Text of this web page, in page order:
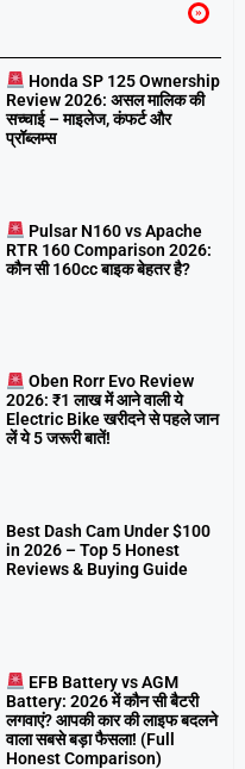
Honda SP 125 Ownership
Review 2026: असल मालिक की
सच्चाई – माइलेज, कंफर्ट और
प्रॉब्लम्स
Pulsar N160 vs Apache
RTR 160 Comparison 2026:
कौन सी 160cc बाइक बेहतर है?
Oben Rorr Evo Review
2026: ₹1 लाख में आने वाली ये
Electric Bike खरीदने से पहले जान
लें ये 5 जरूरी बातें!
Best Dash Cam Under $100
in 2026 – Top 5 Honest
Reviews & Buying Guide
EFB Battery vs AGM
Battery: 2026 में कौन सी बैटरी
लगवाएं? आपकी कार की लाइफ बदलने
वाला सबसे बड़ा फैसला! (Full
Honest Comparison)